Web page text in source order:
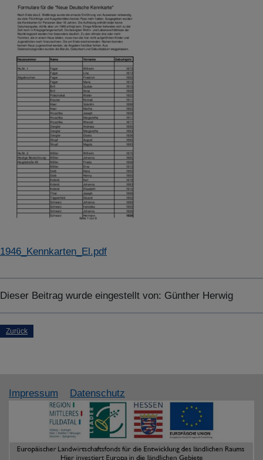
1946_Kennkarten_El.pdf
Dieser Beitrag wurde eingestellt von: Günther Herwig
Zurück
Impressum Datenschutz
ABLEHNEN
SPEICHERN
Details anzeigen
Impressum|Datenschutz